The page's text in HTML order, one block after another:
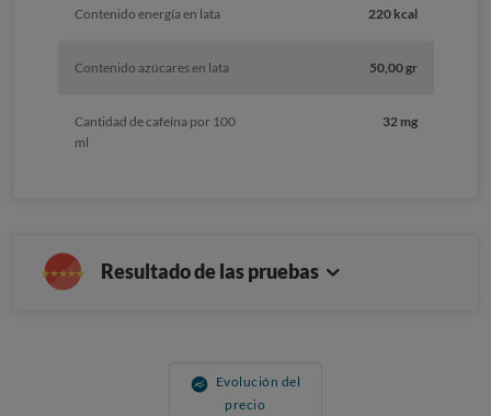
Contenido energía en lata 220 kcal
Contenido azúcares en lata 50,00 gr
Cantidad de cafeína por 100
ml
32 mg
Resultado de las pruebas
Evolución del
precio